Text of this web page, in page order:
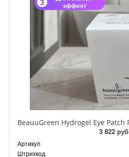
3 822 руб
Артикул
Штрихкод